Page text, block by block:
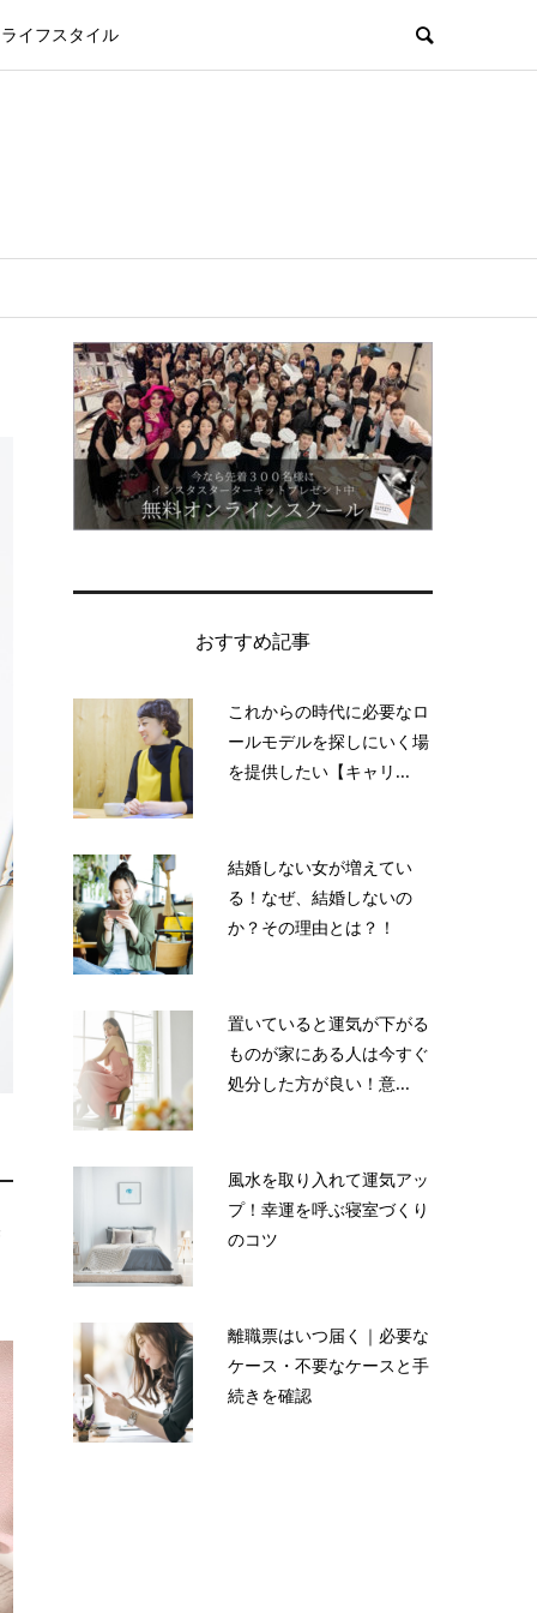
ライフスタイル
おすすめ記事
これからの時代に必要なロ
ールモデルを探しにいく場
を提供したい【キャリ...
結婚しない女が増えてい
る！なぜ、結婚しないの
か？その理由とは？！
置いていると運気が下がる
ものが家にある人は今すぐ
処分した方が良い！意...
風水を取り入れて運気アッ
プ！幸運を呼ぶ寝室づくり
のコツ
離職票はいつ届く｜必要な
ケース・不要なケースと手
続きを確認